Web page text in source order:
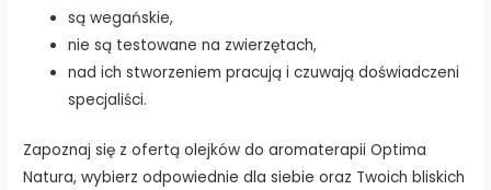
są wegańskie,
nie są testowane na zwierzętach,
nad ich stworzeniem pracują i czuwają doświadczeni
specjaliści.
Zapoznaj się z ofertą olejków do aromaterapii Optima
Natura, wybierz odpowiednie dla siebie oraz Twoich bliskich